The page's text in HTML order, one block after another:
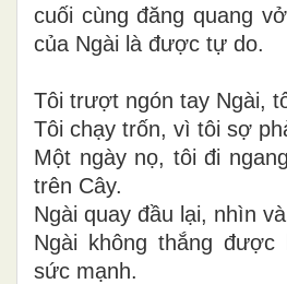
cuối cùng đăng quang
của Ngài là được tự do.
Tôi trượt ngón tay Ngài,
Tôi chạy trốn, vì tôi sợ
Một ngày nọ, tôi đi
trên Cây.
Ngài quay đầu lại, nhìn
Ngài không thắng
sức mạnh.